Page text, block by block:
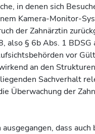
in denen sich
Kamera-Monitor-
der Zahnärztin
also § 6b Abs. 1
vor
an den
Sachverhalt
Überwachung der
dass